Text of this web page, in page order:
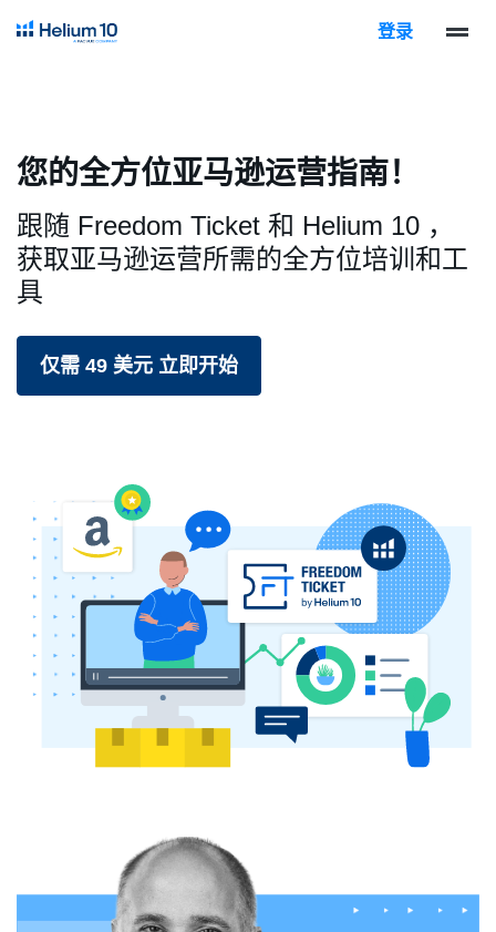
登录
您的全方位亚马逊运营指南！
跟随 Freedom Ticket 和 Helium 10 ，
获取亚马逊运营所需的全方位培训和工
具
仅需 49 美元 立即开始